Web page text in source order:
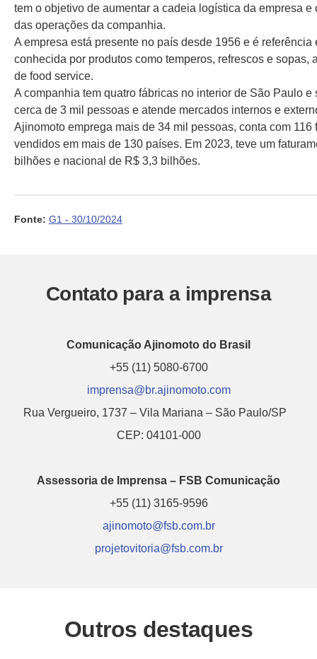
tem o objetivo de aumentar a cadeia logística da empresa
das operações da companhia.
A empresa está presente no país desde 1956 e é referência
conhecida por produtos como temperos, refrescos e sopas,
de food service.
A companhia tem quatro fábricas no interior de São Paulo
cerca de 3 mil pessoas e atende mercados internos e
Ajinomoto emprega mais de 34 mil pessoas, conta com 116
vendidos em mais de 130 países. Em 2023, teve um
bilhões e nacional de R$ 3,3 bilhões.
Fonte: G1 - 30/10/2024
Contato para a imprensa
Comunicação Ajinomoto do Brasil
+55 (11) 5080-6700
imprensa@br.ajinomoto.com
Rua Vergueiro, 1737 – Vila Mariana – São Paulo/SP
CEP: 04101-000
Assessoria de Imprensa – FSB Comunicação
+55 (11) 3165-9596
ajinomoto@fsb.com.br
projetovitoria@fsb.com.br
Outros destaques